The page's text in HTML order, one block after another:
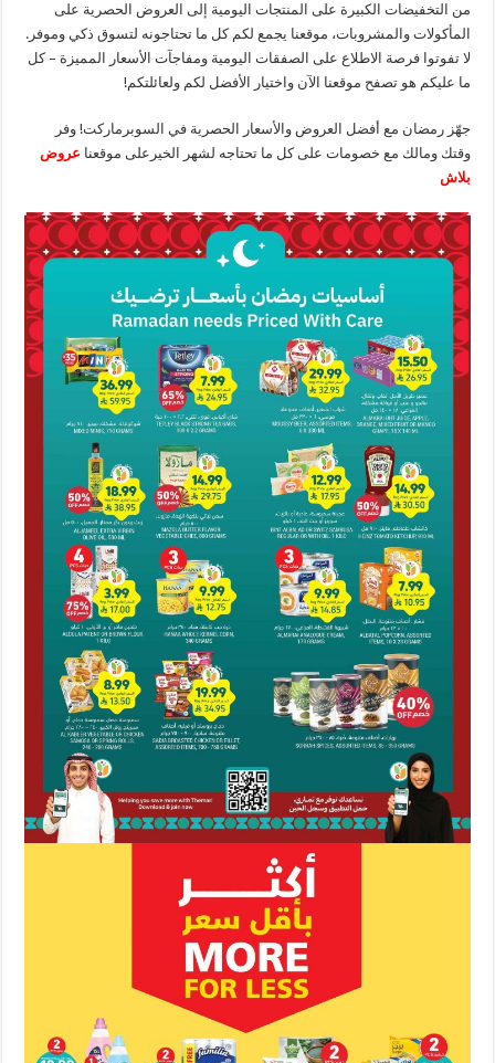
من التخفيضات الكبيرة على المنتجات اليومية إلى العروض الحصرية على
المأكولات والمشروبات، موقعنا يجمع لكم كل ما تحتاجونه لتسوق ذكي وموفر.
لا تفوتوا فرصة الاطلاع على الصفقات اليومية ومفاجآت الأسعار المميزة – كل
ما عليكم هو تصفح موقعنا الآن واختيار الأفضل لكم ولعائلتكم!
جهّز رمضان مع أفضل العروض والأسعار الحصرية في السوبرماركت! وفر
وقتك ومالك مع خصومات على كل ما تحتاجه لشهر الخيرعلى موقعنا عروض
بلاش